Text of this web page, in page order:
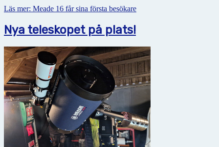
Läs mer: Meade 16 får sina första besökare
Nya teleskopet på plats!